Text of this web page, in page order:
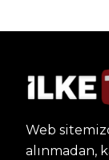
Web
alınmadan,